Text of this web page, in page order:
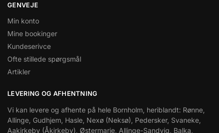
GENVEJE
Min konto
Mine bookinger
Kundeserivce
Ofte stillede spørgsmål
Artikler
LEVERING OG AFHENTNING
Vi kan levere og afhente på hele Bornholm, heriblandt: Rønne,
Allinge, Gudhjem, Hasle, Nexø (Neksø), Pedersker, Svaneke,
Aakirkeby (Åkirkeby), Østermarie, Allinge-Sandvig, Balka,